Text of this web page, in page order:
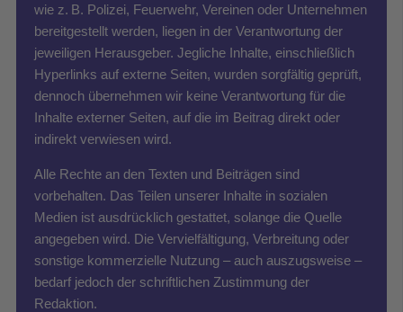
wie z. B. Polizei, Feuerwehr, Vereinen oder Unternehmen
bereitgestellt werden, liegen in der Verantwortung der
jeweiligen Herausgeber. Jegliche Inhalte, einschließlich
Hyperlinks auf externe Seiten, wurden sorgfältig geprüft,
dennoch übernehmen wir keine Verantwortung für die
Inhalte externer Seiten, auf die im Beitrag direkt oder
indirekt verwiesen wird.
Alle Rechte an den Texten und Beiträgen sind
vorbehalten. Das Teilen unserer Inhalte in sozialen
Medien ist ausdrücklich gestattet, solange die Quelle
angegeben wird. Die Vervielfältigung, Verbreitung oder
sonstige kommerzielle Nutzung – auch auszugsweise –
bedarf jedoch der schriftlichen Zustimmung der
Redaktion.